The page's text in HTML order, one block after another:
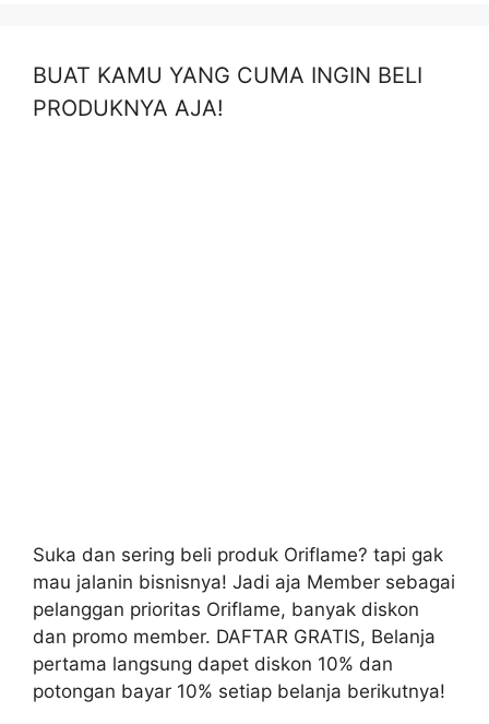
BUAT KAMU YANG CUMA INGIN BELI
PRODUKNYA AJA!
Suka dan sering beli produk Oriflame? tapi gak
mau jalanin bisnisnya! Jadi aja Member sebagai
pelanggan prioritas Oriflame, banyak diskon
dan promo member. DAFTAR GRATIS, Belanja
pertama langsung dapet diskon 10% dan
potongan bayar 10% setiap belanja berikutnya!